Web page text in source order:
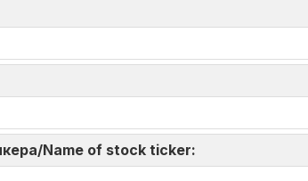
Name of stock ticker: